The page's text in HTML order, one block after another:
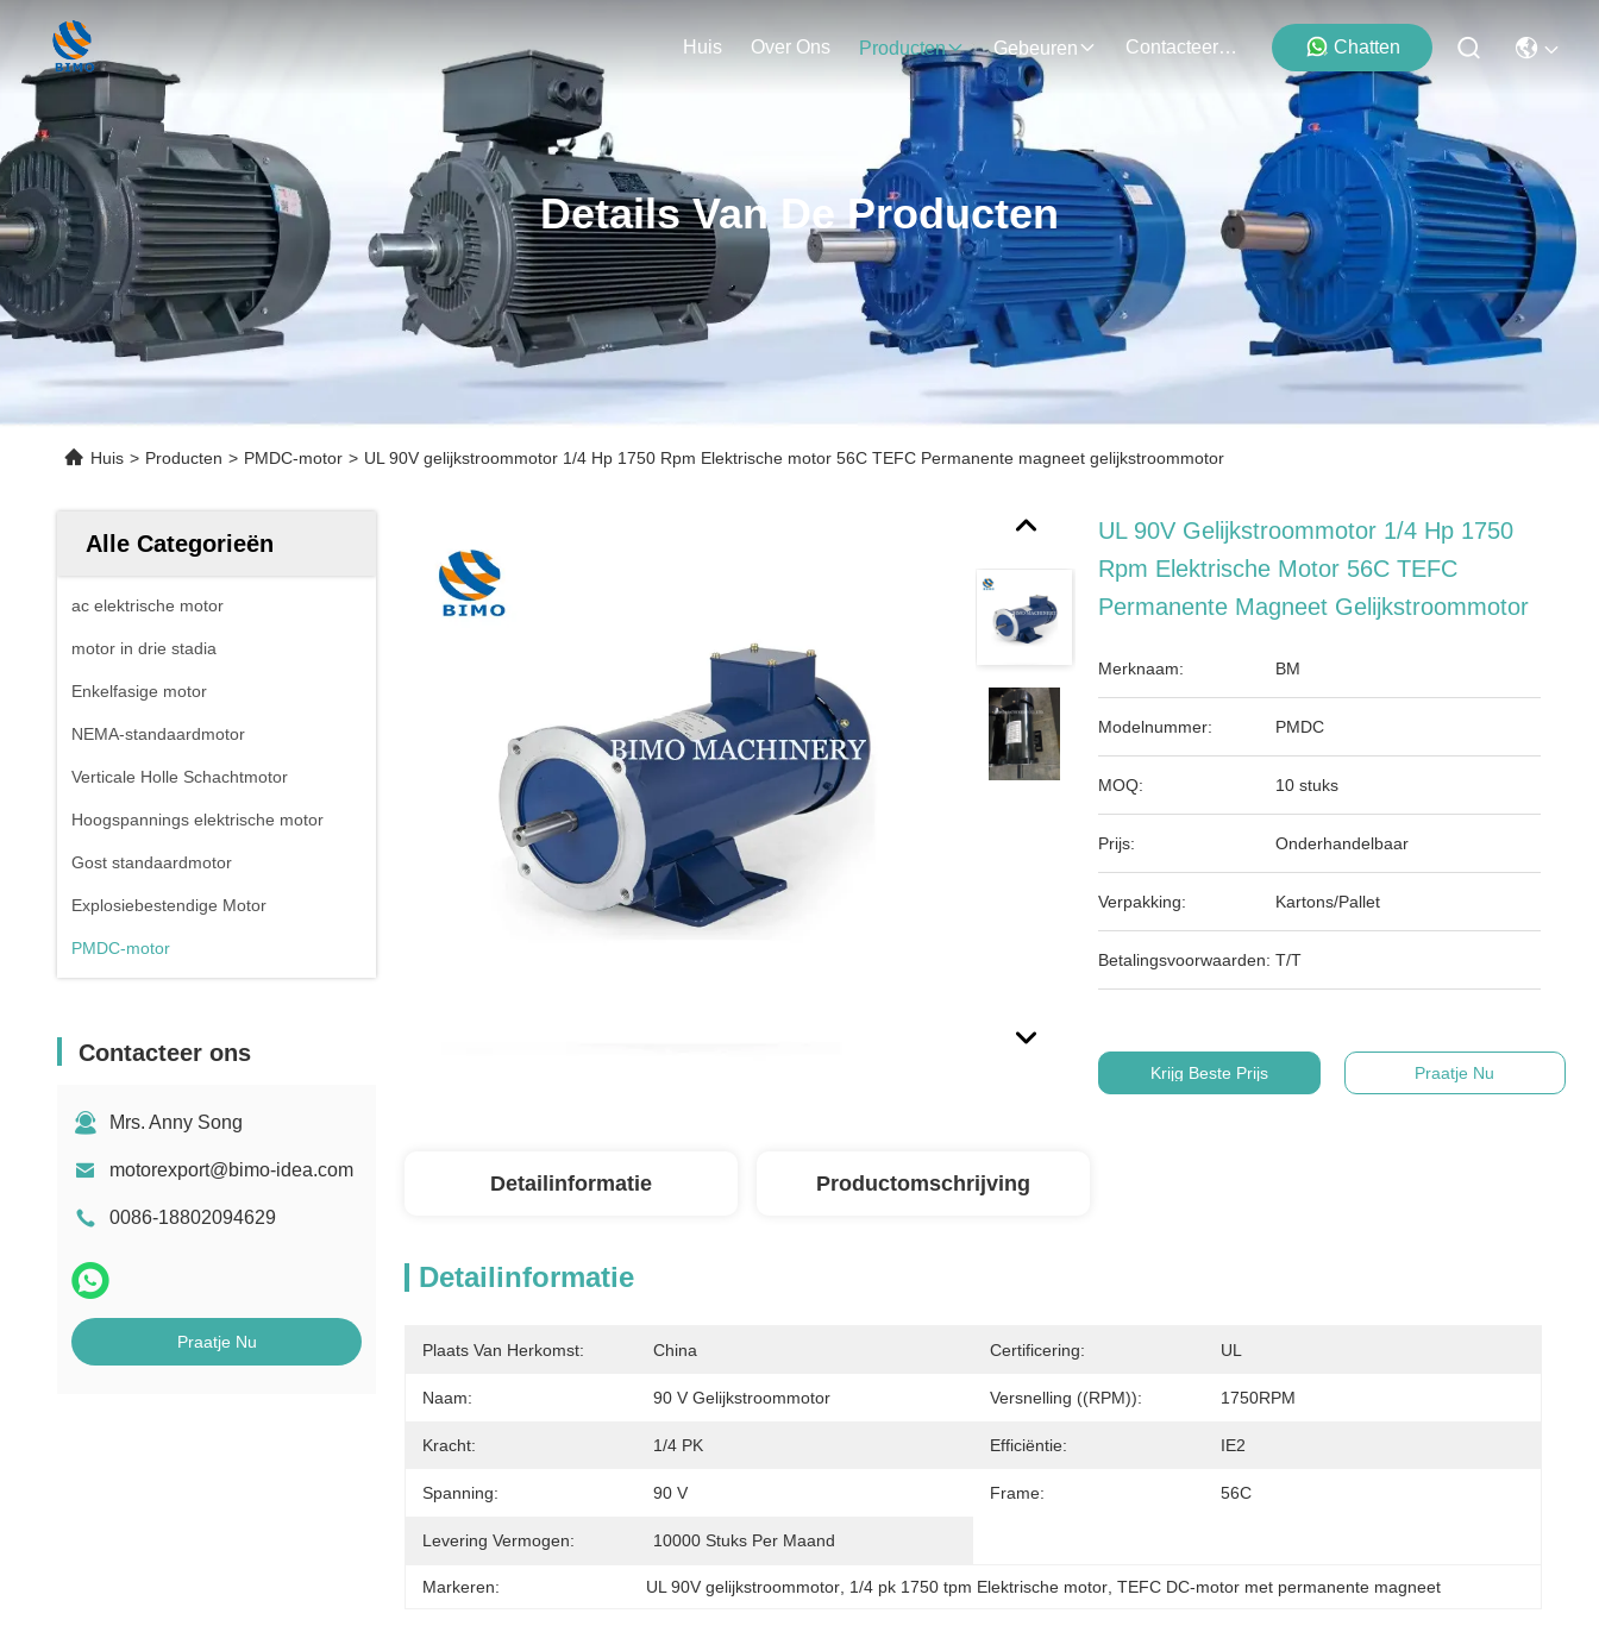
Huis Over Ons Producten Gebeuren Contacteer Ons Chatten
Details Van De Producten
Huis > Producten > PMDC-motor > UL 90V gelijkstroommotor 1/4 Hp 1750 Rpm Elektrische motor 56C TEFC Permanente magneet gelijkstroommotor
Alle Categorieën
ac elektrische motor
motor in drie stadia
Enkelfasige motor
NEMA-standaardmotor
Verticale Holle Schachtmotor
Hoogspannings elektrische motor
Gost standaardmotor
Explosiebestendige Motor
PMDC-motor
Contacteer ons
Mrs. Anny Song
motorexport@bimo-idea.com
0086-18802094629
Praatje Nu
UL 90V Gelijkstroommotor 1/4 Hp 1750
Rpm Elektrische Motor 56C TEFC
Permanente Magneet Gelijkstroommotor
Merknaam: BM
Modelnummer: PMDC
MOQ: 10 stuks
Prijs: Onderhandelbaar
Verpakking: Kartons/Pallet
Betalingsvoorwaarden: T/T
Krijg Beste Prijs Praatje Nu
Detailinformatie Productomschrijving
Detailinformatie
Plaats Van Herkomst: China Certificering: UL
Naam: 90 V Gelijkstroommotor Versnelling ((RPM)): 1750RPM
Kracht: 1/4 PK Efficiëntie: IE2
Spanning: 90 V Frame: 56C
Levering Vermogen: 10000 Stuks Per Maand
Markeren: UL 90V gelijkstroommotor 1/4 pk 1750 tpm Elektrische motor , TEFC DC-motor met permanente magneet